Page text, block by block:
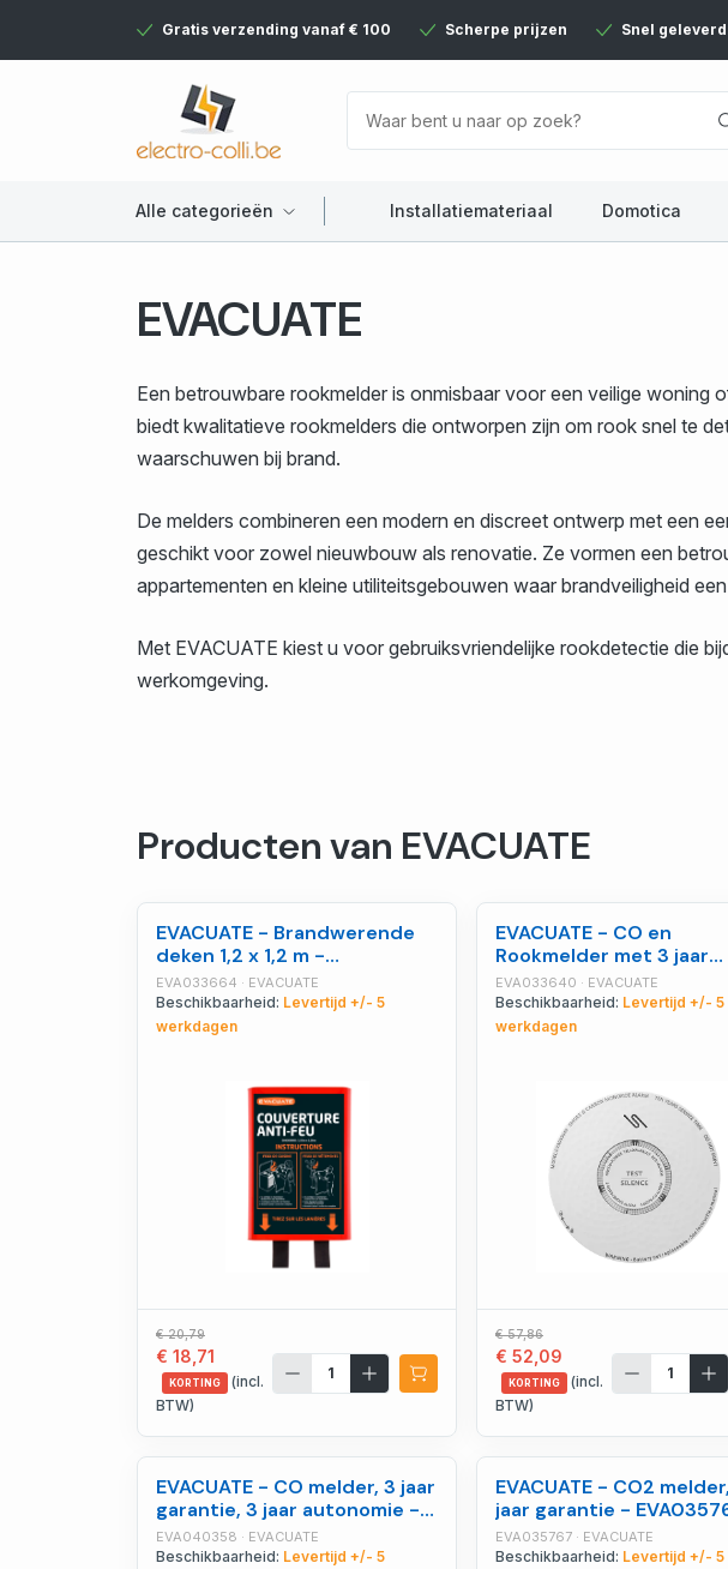
Gratis verzending vanaf € 100 Scherpe prijzen Snel geleverd
Alle categorieën Installatiemateriaal Domotica
EVACUATE
Een betrouwbare rookmelder is onmisbaar voor een veilige woning
biedt kwalitatieve rookmelders die ontworpen zijn om rook snel te
waarschuwen bij brand.
De melders combineren een modern en discreet ontwerp met een
geschikt voor zowel nieuwbouw als renovatie. Ze vormen een
appartementen en kleine utiliteitsgebouwen waar brandveiligheid
Met EVACUATE kiest u voor gebruiksvriendelijke rookdetectie die
werkomgeving.
Producten van EVACUATE
EVACUATE - Brandwerende
deken 1,2 x 1,2 m -
EVA033664
EVA033664 · EVACUATE
Beschikbaarheid: Levertijd +/- 5
werkdagen
€ 20,79
€ 18,71
KORTING
(incl.
BTW)
EVACUATE - CO en
Rookmelder met 3 jaar
garantie autonomie 10
EVA033640
EVA033640 · EVACUATE
Beschikbaarheid: Levertijd +/- 5
werkdagen
€ 57,86
€ 52,09
KORTING
(incl.
BTW)
EVACUATE - CO melder, 3 jaar
garantie, 3 jaar autonomie -
EVA040358
EVA040358 · EVACUATE
Beschikbaarheid: Levertijd +/- 5
EVACUATE - CO2
jaar garantie -
EVA035767 · EVACUATE
Beschikbaarheid: Levertijd +/- 5